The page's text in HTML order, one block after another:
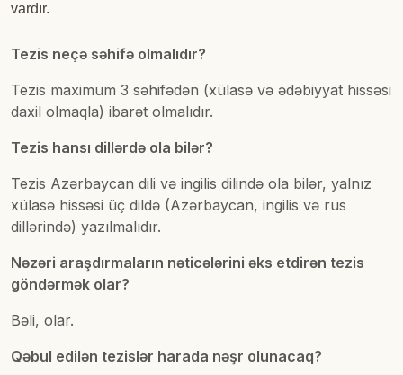
vardır.
Tezis neçə səhifə olmalıdır?
Tezis maximum 3 səhifədən (xülasə və ədəbiyyat hissəsi
daxil olmaqla) ibarət olmalıdır.
Tezis hansı dillərdə ola bilər?
Tezis Azərbaycan dili və ingilis dilində ola bilər, yalnız
xülasə hissəsi üç dildə (Azərbaycan, ingilis və rus
dillərində) yazılmalıdır.
Nəzəri araşdırmaların nəticələrini əks etdirən tezis
göndərmək olar?
Bəli, olar.
Qəbul edilən tezislər harada nəşr olunacaq?